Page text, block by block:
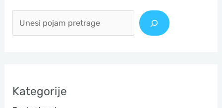
е
гKategorije